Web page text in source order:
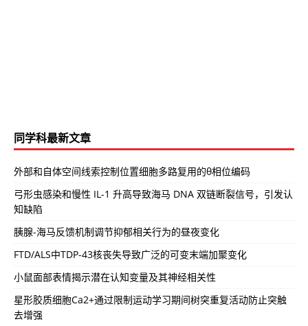
同学科最新文章
外部和自体空间线索控制位置细胞多路复用的θ相位编码
弓形虫感染和慢性 IL-1 升高导致海马 DNA 双链断裂信号，引发认
知缺陷
胰腺-海马反馈机制调节抑郁相关行为的昼夜变化
FTD/ALS中TDP-43核丧失导致广泛的可变末端加聚变化
小鼠面部表情揭示潜在认知变量及其神经相关性
星形胶质细胞Ca2+通过限制运动学习期间树突重复活动防止突触
去增强